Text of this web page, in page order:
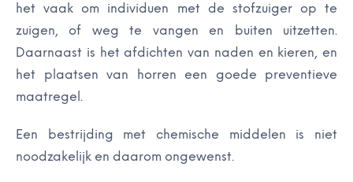
het vaak om individuen met de stofzuiger op te
zuigen, of weg te vangen en buiten uitzetten.
Daarnaast is het afdichten van naden en kieren, en
het plaatsen van horren een goede preventieve
maatregel.
Een bestrijding met chemische middelen is niet
noodzakelijk en daarom ongewenst.